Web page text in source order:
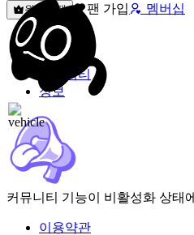
원픽선택 팬 가입 멤버십
밐타운
피드
커뮤니티
정보
커뮤니티 기능이 비활성화 상태
이용약관